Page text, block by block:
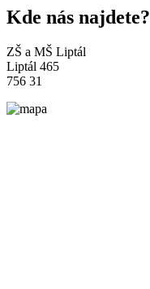
Kde nás najdete?
ZŠ a MŠ Liptál
Liptál 465
756 31